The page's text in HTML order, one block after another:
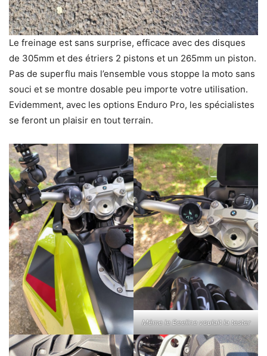
Le freinage est sans surprise, efficace avec des disques
de 305mm et des étriers 2 pistons et un 265mm un piston.
Pas de superflu mais l’ensemble vous stoppe la moto sans
souci et se montre dosable peu importe votre utilisation.
Evidemment, avec les options Enduro Pro, les spécialistes
se feront un plaisir en tout terrain.
Même le Beeline voulait la tester